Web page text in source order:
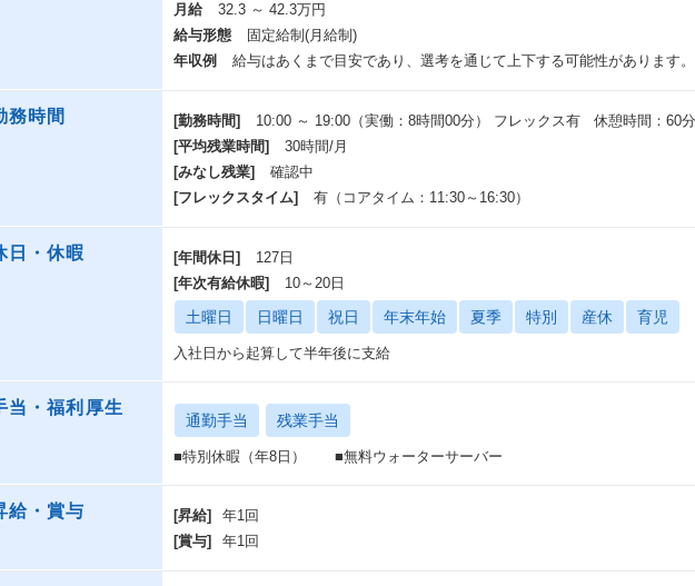
月給
32.3 ～ 42.3万円
給与形態
固定給制(月給制)
年収例
給与はあくまで目安であり、選考を通じて上下する可能性があります。
務時間 [勤務時間]
10:00 ～ 19:00（実働：8時間00分） フレックス有 休憩時間：60分
[平均残業時間]
30時間/月
[みなし残業]
確認中
[フレックスタイム]
有（コアタイム：11:30～16:30）
日・休暇 [年間休日]
127日
[年次有給休暇]
10～20日
土曜日 日曜日 祝日 年末年始 夏季 特別 産休 育児
入社日から起算して半年後に支給
当・福利厚生
通勤手当 残業手当
■特別休暇（年8日） ■無料ウォーターサーバー
給・賞与 [昇給]
年1回
[賞与]
年1回